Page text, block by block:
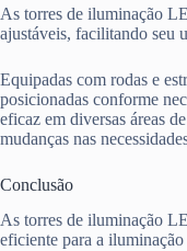
As torres de iluminação
ajustáveis, facilitando seu
Equipadas com rodas e
posicionadas conforme
eficaz em diversas áreas
mudanças nas
Conclusão
As torres de iluminação
eficiente para a